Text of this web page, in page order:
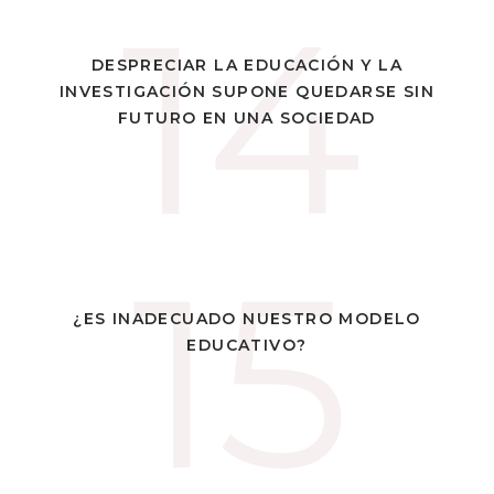
14
DESPRECIAR LA EDUCACIÓN Y LA
INVESTIGACIÓN SUPONE QUEDARSE SIN
FUTURO EN UNA SOCIEDAD
14
NO CUIDAR LA EDUCACIÓN Y LA
INVESTIGACIÓN EQUIVALE A NO
TENER FUTURO
15
¿ES INADECUADO NUESTRO MODELO
EDUCATIVO?
15
UNA INTERESANTÍSMA REFLEXIÓN SOBRE NUESTRO
CADUCO SISTEMA EDUCATIVO, POR PARTE DE KEN